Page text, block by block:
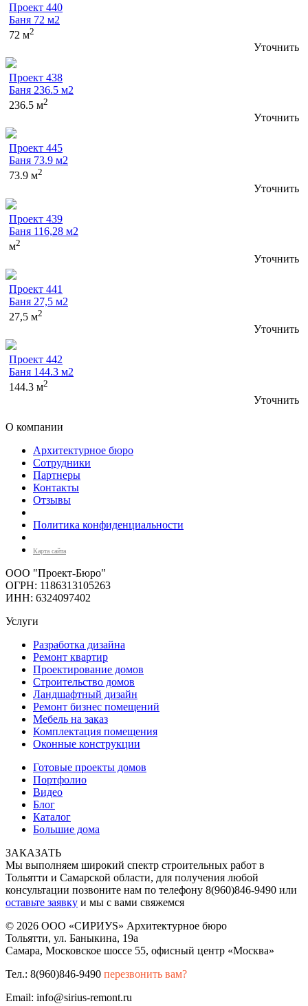
Проект 440
Баня 72 м2
72 м2
Уточнить
Проект 438
Баня 236.5 м2
236.5 м2
Уточнить
Проект 445
Баня 73.9 м2
73.9 м2
Уточнить
Проект 439
Баня 116,28 м2
м2
Уточнить
Проект 441
Баня 27,5 м2
27,5 м2
Уточнить
Проект 442
Баня 144.3 м2
144.3 м2
Уточнить
О компании
Архитектурное бюро
Сотрудники
Партнеры
Контакты
Отзывы
Политика конфиденциальности
Карта сайта
ООО "Проект-Бюро"
ОГРН: 1186313105263
ИНН: 6324097402
Услуги
Разработка дизайна
Ремонт квартир
Проектирование домов
Строительство домов
Ландшафтный дизайн
Ремонт бизнес помещений
Мебель на заказ
Комплектация помещения
Оконные конструкции
Готовые проекты домов
Портфолио
Видео
Блог
Каталог
Большие дома
ЗАКАЗАТЬ
Мы выполняем широкий спектр строительных работ в
Тольятти и Самарской области, для получения любой
консультации позвоните нам по телефону 8(960)846-9490 или
оставьте заявку и мы с вами свяжемся
© 2026 ООО «СИРИУS» Архитектурное бюро
Тольятти, ул. Баныкина, 19а
Самара, Московское шоссе 55, офисный центр «Москва»
Тел.: 8(960)846-9490 перезвонить вам?
Email: info@sirius-remont.ru